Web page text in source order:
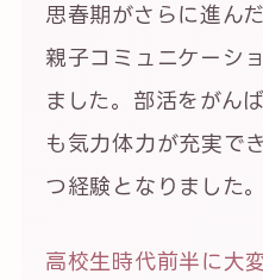
思春期がさらに進ん
親子コミュニケーシ
ました。部活をがん
も気力体力が充実で
つ経験となりました。
高校生時代前半に大